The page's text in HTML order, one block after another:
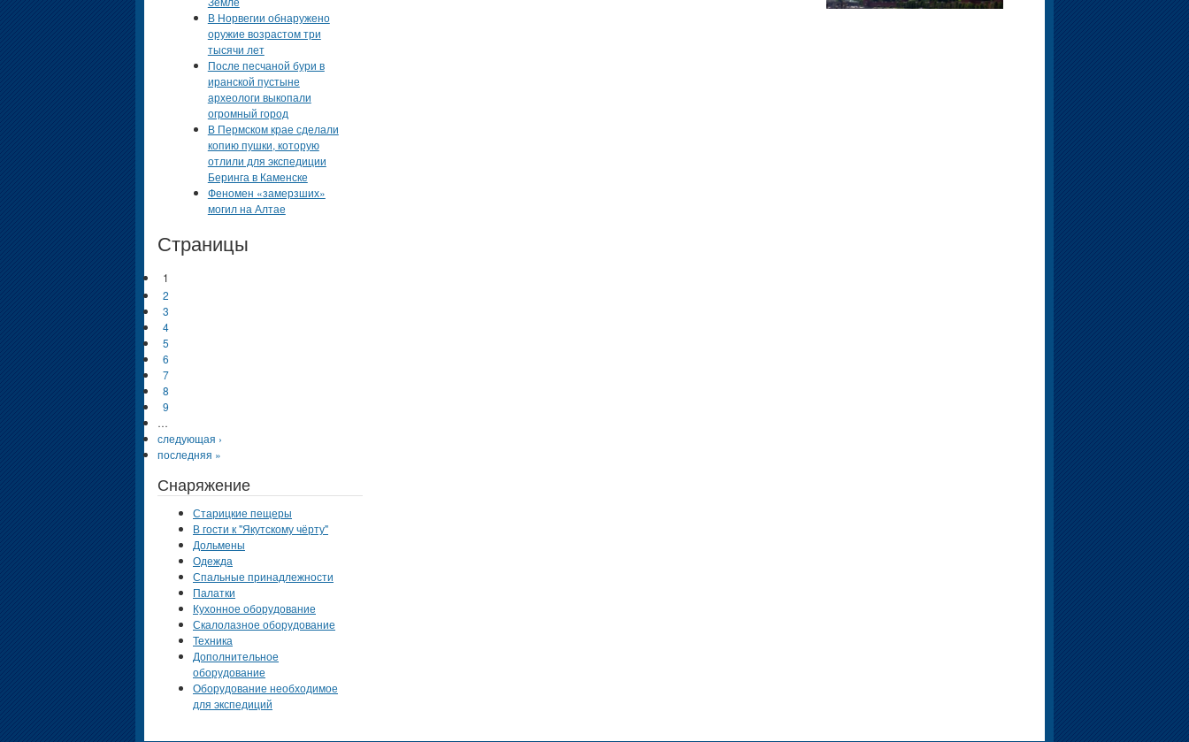
В Норвегии обнаружено
оружие возрастом три
тысячи лет
После песчаной бури в
иранской пустыне
археологи выкопали
огромный город
В Пермском крае сделали
копию пушки, которую
отлили для экспедиции
Беринга в Каменске
Феномен «замерзших»
могил на Алтае
Страницы
1
2
3
4
5
6
7
8
9
…
следующая ›
последняя »
Снаряжение
Старицкие пещеры
В гости к "Якутскому чёрту"
Дольмены
Одежда
Спальные принадлежности
Палатки
Кухонное оборудование
Скалолазное оборудование
Техника
Дополнительное
оборудование
Оборудование необходимое
для экспедиций